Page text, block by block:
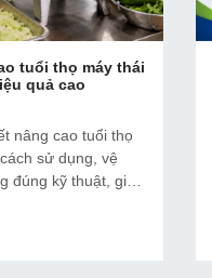
tuổi thọ máy thái
quả cao
nâng cao tuổi thọ
sử dụng, vệ
đúng kỹ thuật, giúp